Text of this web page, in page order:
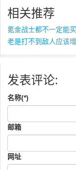
相关推荐
氪金战士都不一定能
老是打不到敌人应该
发表评论:
名称(*)
邮箱
网址